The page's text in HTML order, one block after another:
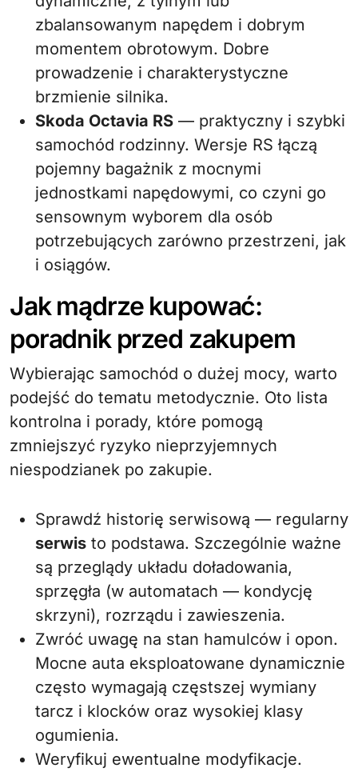
zbalansowanym napędem i dobrym
momentem obrotowym. Dobre
prowadzenie i charakterystyczne
brzmienie silnika.
Skoda Octavia RS — praktyczny i szybki
samochód rodzinny. Wersje RS łączą
pojemny bagażnik z mocnymi
jednostkami napędowymi, co czyni go
sensownym wyborem dla osób
potrzebujących zarówno przestrzeni, jak
i osiągów.
Jak mądrze kupować:
poradnik przed zakupem
Wybierając samochód o dużej mocy, warto
podejść do tematu metodycznie. Oto lista
kontrolna i porady, które pomogą
zmniejszyć ryzyko nieprzyjemnych
niespodzianek po zakupie.
Sprawdź historię serwisową — regularny
serwis to podstawa. Szczególnie ważne
są przeglądy układu doładowania,
sprzęgła (w automatach — kondycję
skrzyni), rozrządu i zawieszenia.
Zwróć uwagę na stan hamulców i opon.
Mocne auta eksploatowane dynamicznie
często wymagają częstszej wymiany
tarcz i klocków oraz wysokiej klasy
ogumienia.
Weryfikuj ewentualne modyfikacje.